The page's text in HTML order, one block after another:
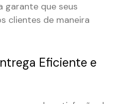
garante que seus
clientes de maneira
Eficiente e